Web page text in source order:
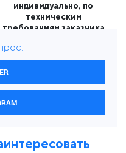
индивидуально, по
техническим
требованиям заказчика